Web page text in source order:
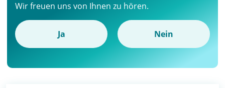
Wir freuen uns von Ihnen zu hören.
Ja Nein